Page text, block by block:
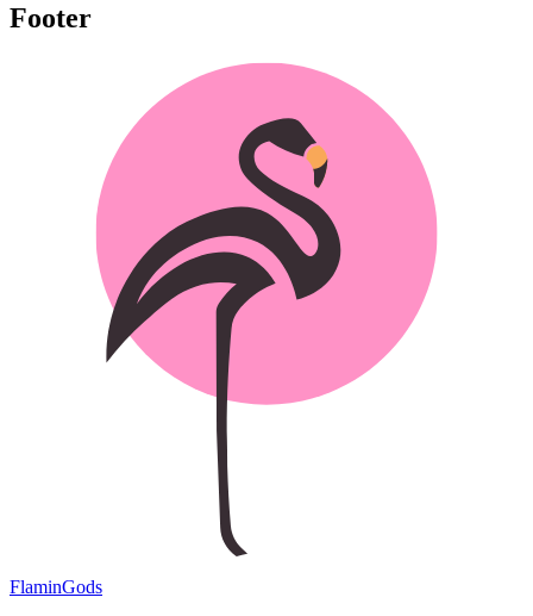
Footer
FlaminGods